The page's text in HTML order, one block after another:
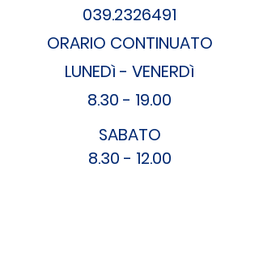
039.2326491
ORARIO CONTINUATO
LUNEDì - VENERDì
8.30 - 19.00
SABATO
8.30 - 12.00